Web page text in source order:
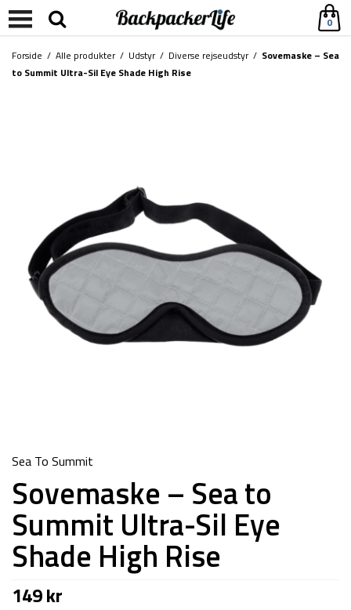
0
Forside / Alle produkter/ Udstyr/ Diverse rejseudstyr/ Sovemaske – Sea
to Summit Ultra-Sil Eye Shade High Rise
Sea To Summit
Sovemaske – Sea to
Summit Ultra-Sil Eye
Shade High Rise
149kr